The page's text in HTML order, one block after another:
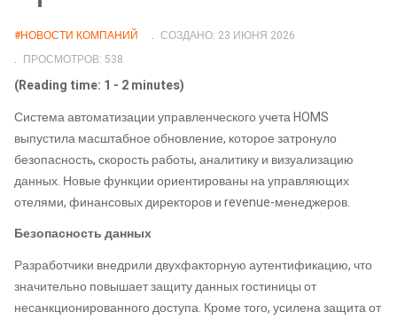
#НОВОСТИ КОМПАНИЙ
СОЗДАНО: 23 ИЮНЯ 2026
ПРОСМОТРОВ: 538
(Reading time: 1 - 2 minutes)
Система автоматизации управленческого учета HOMS
выпустила масштабное обновление, которое затронуло
безопасность, скорость работы, аналитику и визуализацию
данных. Новые функции ориентированы на управляющих
отелями, финансовых директоров и revenue-менеджеров.
Безопасность данных
Разработчики внедрили двухфакторную аутентификацию, что
значительно повышает защиту данных гостиницы от
несанкционированного доступа. Кроме того, усилена защита от